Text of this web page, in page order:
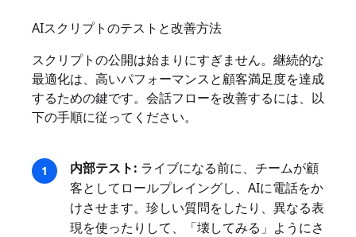
AIスクリプトのテストと改善方法
スクリプトの公開は始まりにすぎません。継続的な
最適化は、高いパフォーマンスと顧客満足度を達成
するための鍵です。会話フローを改善するには、以
下の手順に従ってください。
内部テスト: ライブになる前に、チームが顧
客としてロールプレイングし、AIに電話をか
けさせます。珍しい質問をしたり、異なる表
現を使ったりして、「壊してみる」ようにさ